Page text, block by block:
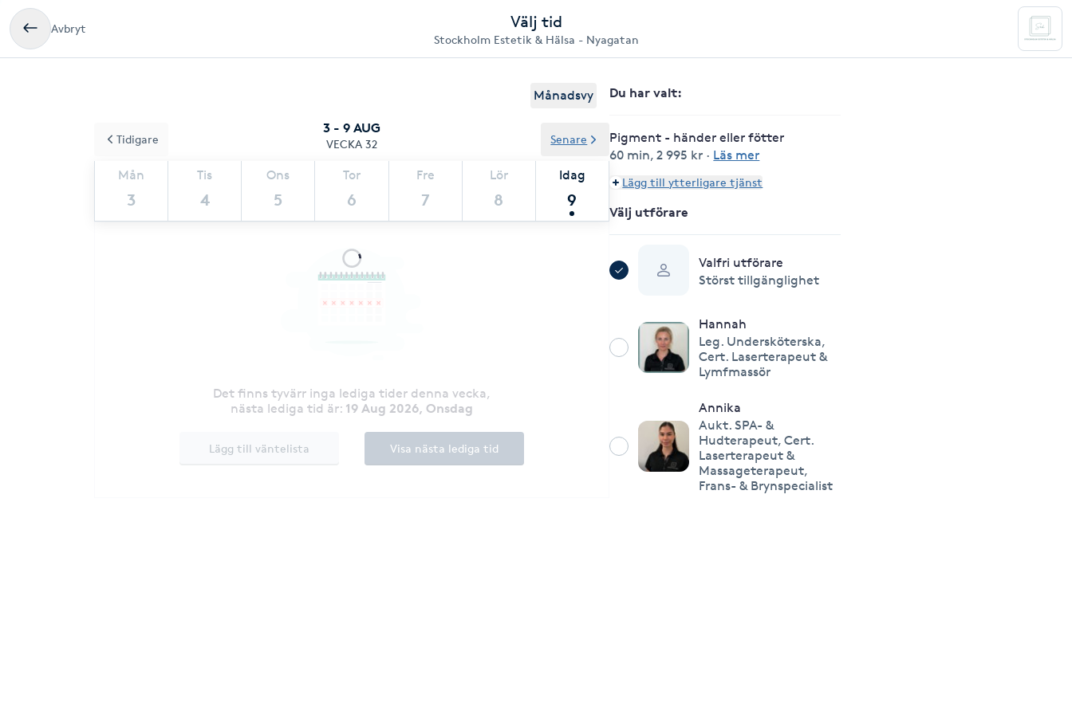
Avbryt Välj tid
Stockholm Estetik & Hälsa - Nyagatan
Månadsvy
3 - 9 AUG
VECKA 32
Mån
3
Tis
4
Ons
5
Tor
6
Fre
7
Lör
8
Idag
9
Tidigare Senare
Det finns tyvärr inga lediga tider denna vecka,
nästa lediga tid är: 19 Aug 2026, Onsdag
Lägg till väntelista Visa nästa lediga tid
Du har valt:
Pigment - händer eller fötter
60 min,2 995 kr · Läs mer
Lägg till ytterligare tjänst
Välj utförare
Valfri utförare
Störst tillgänglighet
Hannah
Leg. Undersköterska,
Cert. Laserterapeut &
Lymfmassör
Annika
Aukt. SPA- &
Hudterapeut, Cert.
Laserterapeut &
Massageterapeut,
Frans- & Brynspecialist